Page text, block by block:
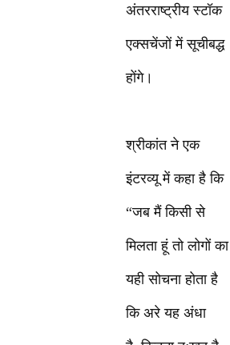
अंतरराष्ट्रीय स्टॉक
एक्सचेंजों में सूचीबद्ध
होंगे।
श्रीकांत ने एक
इंटरव्यू में कहा है कि
“जब मैं किसी से
मिलता हूं तो लोगों का
यही सोचना होता है
कि अरे यह अंधा